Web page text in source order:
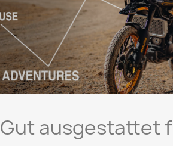
Gut ausgestattet